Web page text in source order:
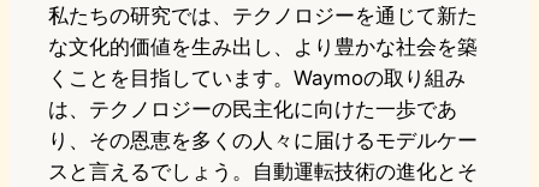
私たちの研究では、テクノロジーを通じて新た
な文化的価値を生み出し、より豊かな社会を築
くことを目指しています。Waymoの取り組み
は、テクノロジーの民主化に向けた一歩であ
り、その恩恵を多くの人々に届けるモデルケー
スと言えるでしょう。自動運転技術の進化とそ